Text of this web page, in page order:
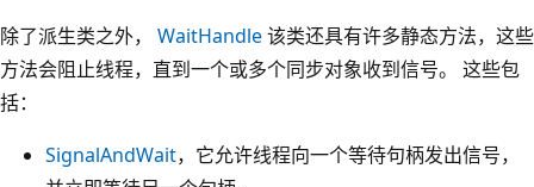
除了派生类之外， WaitHandle该类还具有许多静态方法，这些
方法会阻止线程，直到一个或多个同步对象收到信号。 这些包
括：
SignalAndWait，它允许线程向一个等待句柄发出信号，